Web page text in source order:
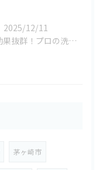
2025/12/11
効果抜群！プロの洗濯機クリーニング！
茅ヶ崎市